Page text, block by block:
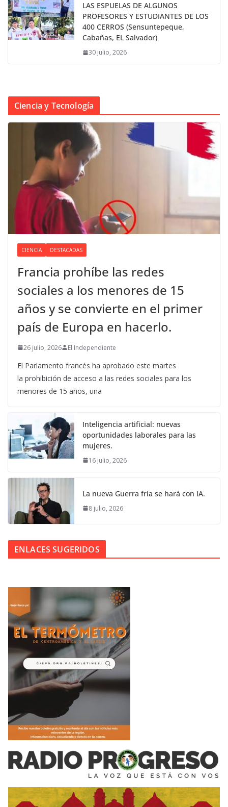
LAS ESPUELAS DE ALGUNOS
PROFESORES Y ESTUDIANTES DE LOS
400 CERROS (Sensuntepeque,
Cabañas, EL Salvador)
30 julio, 2026
Ciencia y Tecnología
CIENCIA DESTACADAS
Francia prohíbe las redes
sociales a los menores de 15
años y se convierte en el primer
país de Europa en hacerlo.
26 julio, 2026 El Independiente
El Parlamento francés ha aprobado este martes
la prohibición de acceso a las redes sociales para los
menores de 15 años, una
Inteligencia artificial: nuevas
oportunidades laborales para las
mujeres.
16 julio, 2026
La nueva Guerra fría se hará con IA.
8 julio, 2026
ENLACES SUGERIDOS